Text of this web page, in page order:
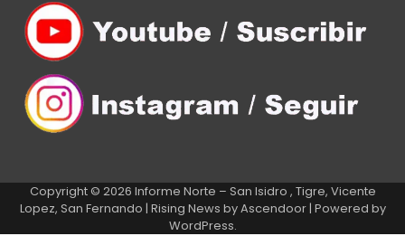
Copyright © 2026 Informe Norte – San Isidro , Tigre, Vicente
Lopez, San Fernando | Rising News byAscendoor| Powered by
WordPress.